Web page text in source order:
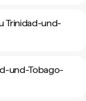
Trinidad-und-
und-Tobago-